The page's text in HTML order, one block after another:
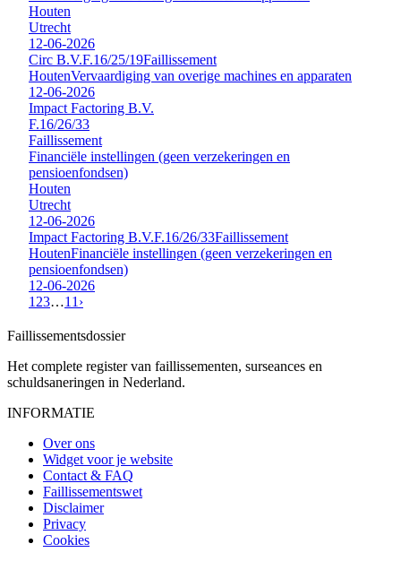
Houten
Utrecht
12-06-2026
Circ B.V.F.16/25/19Faillissement
HoutenVervaardiging van overige machines en apparaten
12-06-2026
Impact Factoring B.V.
F.16/26/33
Faillissement
Financiële instellingen (geen verzekeringen en
pensioenfondsen)
Houten
Utrecht
12-06-2026
Impact Factoring B.V.F.16/26/33Faillissement
HoutenFinanciële instellingen (geen verzekeringen en
pensioenfondsen)
12-06-2026
1 23…11 ›
Faillissementsdossier
Het complete register van faillissementen, surseances en
schuldsaneringen in Nederland.
INFORMATIE
Over ons
Widget voor je website
Contact & FAQ
Faillissementswet
Disclaimer
Privacy
Cookies